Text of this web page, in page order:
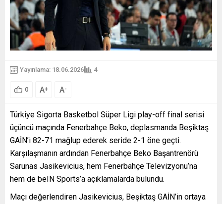
Yayınlama: 18.06.2026 4
0 A+ A-
Türkiye Sigorta Basketbol Süper Ligi play-off final serisi
üçüncü maçında Fenerbahçe Beko, deplasmanda Beşiktaş
GAİN’i 82-71 mağlup ederek seride 2-1 öne geçti.
Karşılaşmanın ardından Fenerbahçe Beko Başantrenörü
Sarunas Jasikevicius, hem Fenerbahçe Televizyonu’na
hem de beIN Sports’a açıklamalarda bulundu.
Maçı değerlendiren Jasikevicius, Beşiktaş GAİN’in ortaya